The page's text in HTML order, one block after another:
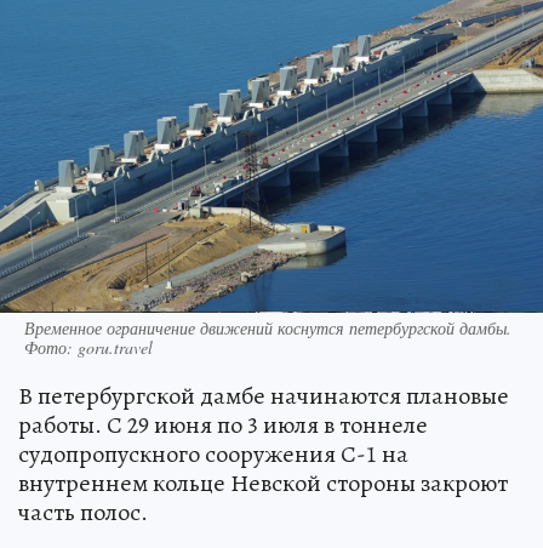
Временное ограничение движений коснутся петербургской дамбы.
Фото: goru.travel
В петербургской дамбе начинаются плановые
работы. С 29 июня по 3 июля в тоннеле
судопропускного сооружения С-1 на
внутреннем кольце Невской стороны закроют
часть полос.